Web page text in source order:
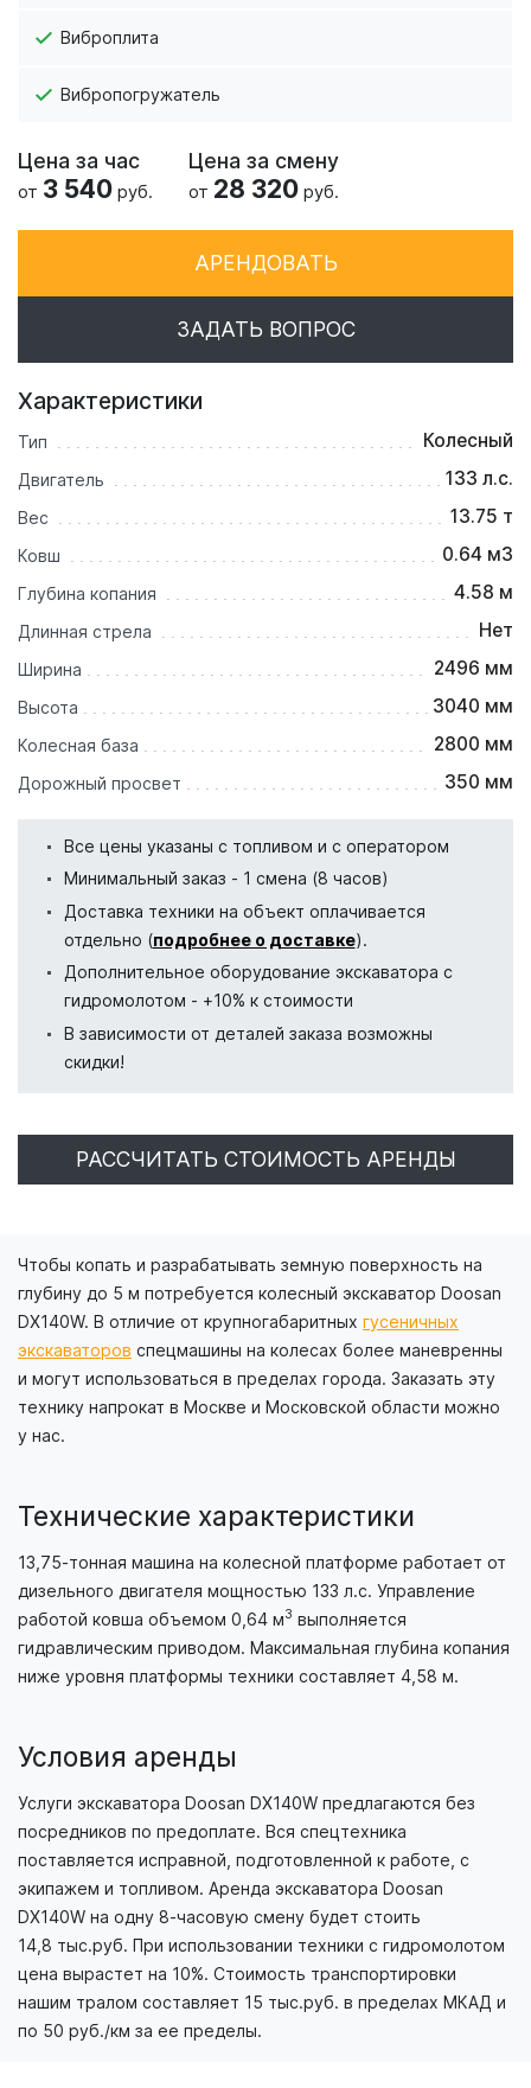
Виброплита
Вибропогружатель
Цена за час
от 3 540 руб.
Цена за смену
от 28 320 руб.
АРЕНДОВАТЬ
ЗАДАТЬ ВОПРОС
Характеристики
Тип Колесный
Двигатель 133 л.с.
Вес 13.75 т
Ковш 0.64 м3
Глубина копания 4.58 м
Длинная стрела Нет
Ширина 2496 мм
Высота 3040 мм
Колесная база 2800 мм
Дорожный просвет 350 мм
Все цены указаны с топливом и с оператором
Минимальный заказ - 1 смена (8 часов)
Доставка техники на объект оплачивается
отдельно (подробнее о доставке).
Дополнительное оборудование экскаватора с
гидромолотом - +10% к стоимости
В зависимости от деталей заказа возможны
скидки!
РАССЧИТАТЬ СТОИМОСТЬ АРЕНДЫ
Чтобы копать и разрабатывать земную поверхность на
глубину до 5 м потребуется колесный экскаватор Doosan
DX140W. В отличие от крупногабаритных гусеничных
экскаваторов спецмашины на колесах более маневренны
и могут использоваться в пределах города. Заказать эту
технику напрокат в Москве и Московской области можно
у нас.
Технические характеристики
13,75-тонная машина на колесной платформе работает от
дизельного двигателя мощностью 133 л.с. Управление
работой ковша объемом 0,64 м3 выполняется
гидравлическим приводом. Максимальная глубина копания
ниже уровня платформы техники составляет 4,58 м.
Условия аренды
Услуги экскаватора Doosan DX140W предлагаются без
посредников по предоплате. Вся спецтехника
поставляется исправной, подготовленной к работе, с
экипажем и топливом. Аренда экскаватора Doosan
DX140W на одну 8-часовую смену будет стоить
14,8 тыс.руб. При использовании техники с гидромолотом
цена вырастет на 10%. Стоимость транспортировки
нашим тралом составляет 15 тыс.руб. в пределах МКАД и
по 50 руб./км за ее пределы.